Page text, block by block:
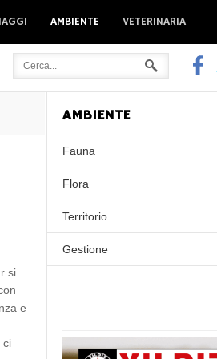
AMBIENTE VETERINARIA
si
e
ci
AMBIENTE
Fauna
Flora
Territorio
Gestione